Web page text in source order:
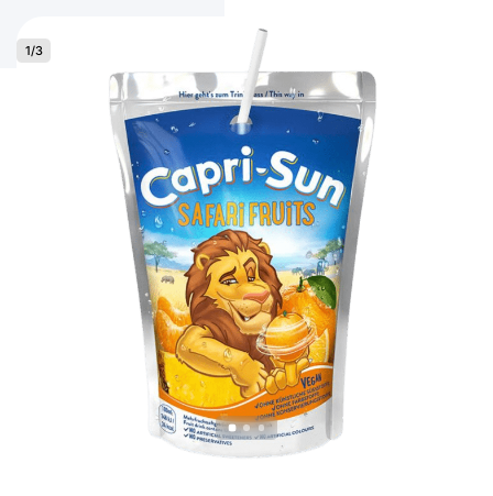
1/3